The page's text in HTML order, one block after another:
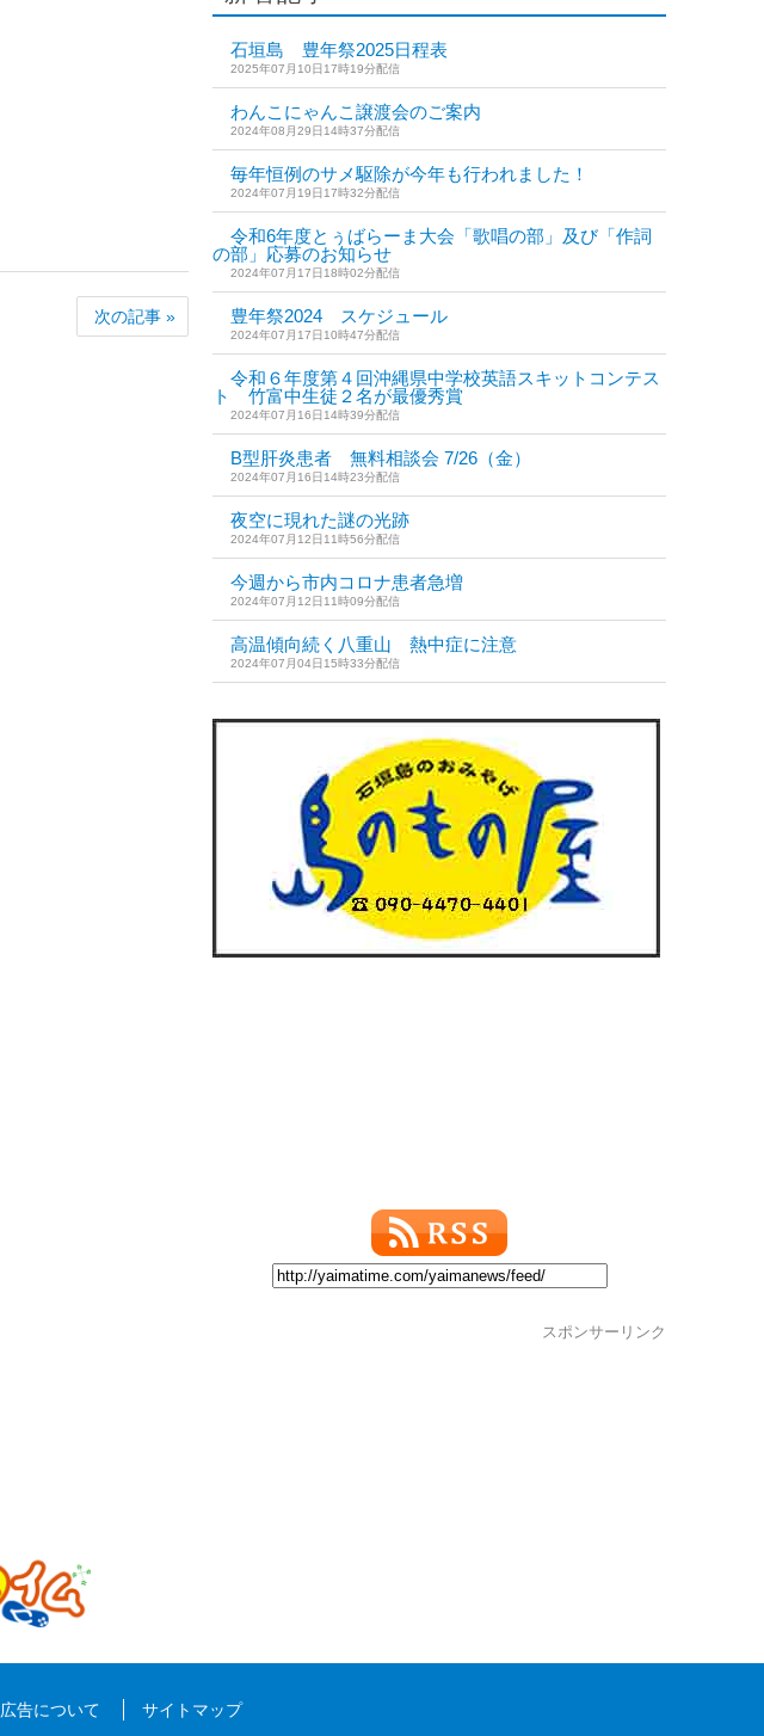
次の記事 »
石垣島 豊年祭2025日程表
2025年07月10日17時19分配信
わんこにゃんこ譲渡会のご案内
2024年08月29日14時37分配信
毎年恒例のサメ駆除が今年も行われました！
2024年07月19日17時32分配信
令和6年度とぅばらーま大会「歌唱の部」及び「作詞
の部」応募のお知らせ
2024年07月17日18時02分配信
豊年祭2024 スケジュール
2024年07月17日10時47分配信
令和６年度第４回沖縄県中学校英語スキットコンテス
ト 竹富中生徒２名が最優秀賞
2024年07月16日14時39分配信
B型肝炎患者 無料相談会 7/26（金）
2024年07月16日14時23分配信
夜空に現れた謎の光跡
2024年07月12日11時56分配信
今週から市内コロナ患者急増
2024年07月12日11時09分配信
高温傾向続く八重山 熱中症に注意
2024年07月04日15時33分配信
スポンサーリンク
広告について サイトマップ